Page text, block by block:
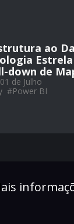
ao
down de
de Julho
#Power BI